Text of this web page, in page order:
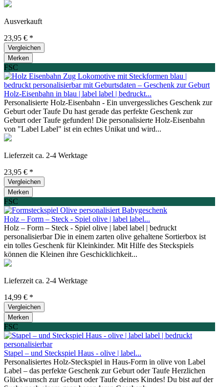
Ausverkauft
23,95 € *
Vergleichen
Merken
FSC
Holz-Eisenbahn in blau | label label | bedruckt...
Personalisierte Holz-Eisenbahn - Ein unvergessliches Geschenk zur
Geburt oder Taufe Du hast gerade das perfekte Geschenk zur
Geburt oder Taufe gefunden! Die personalisierte Holz-Eisenbahn
von "Label Label" ist ein echtes Unikat und wird...
Lieferzeit ca. 2-4 Werktage
23,95 € *
Vergleichen
Merken
FSC
Holz – Form – Steck - Spiel olive | label label...
Holz – Form – Steck - Spiel olive | label label | bedruckt
personalisierbar Die in einem zarten olive gehaltene Sortierbox ist
ein tolles Geschenk für Kleinkinder. Mit Hilfe des Steckspiels
können die Kleinen ihre Geschicklichkeit...
Lieferzeit ca. 2-4 Werktage
14,99 € *
Vergleichen
Merken
FSC
Stapel – und Steckspiel Haus - olive | label...
Personalisiertes Holz-Steckspiel in Haus-Form in olive von Label
Label – das perfekte Geschenk zur Geburt oder Taufe Herzlichen
Glückwunsch zur Geburt oder Taufe deines Kindes! Du bist auf der